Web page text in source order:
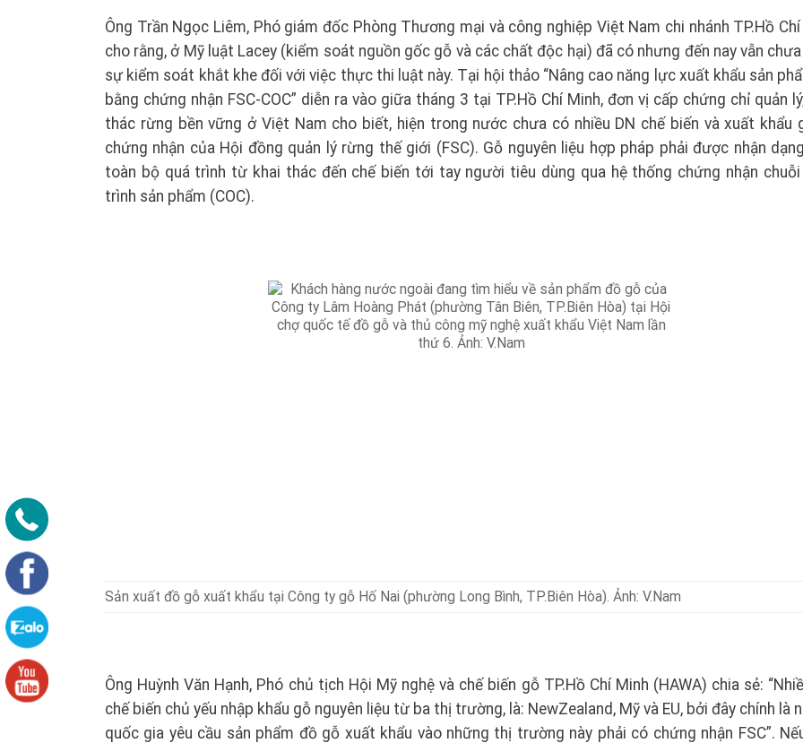
Ông Trần Ngọc Liêm, Phó giám đốc Phòng Thương mại và công nghiệp Việt Nam chi nhánh TP.Hồ
cho rằng, ở Mỹ luật Lacey (kiểm soát nguồn gốc gỗ và các chất độc hại) đã có nhưng đến nay vẫn
sự kiểm soát khắt khe đối với việc thực thi luật này. Tại hội thảo “Nâng cao năng lực xuất khẩu sản
bằng chứng nhận FSC-COC” diễn ra vào giữa tháng 3 tại TP.Hồ Chí Minh, đơn vị cấp chứng chỉ quản
thác rừng bền vững ở Việt Nam cho biết, hiện trong nước chưa có nhiều DN chế biến và xuất khẩu
chứng nhận của Hội đồng quản lý rừng thế giới (FSC). Gỗ nguyên liệu hợp pháp phải được nhận
toàn bộ quá trình từ khai thác đến chế biến tới tay người tiêu dùng qua hệ thống chứng nhận chuỗi
trình sản phẩm (COC).
Sản xuất đồ gỗ xuất khẩu tại Công ty gỗ Hố Nai (phường Long Bình, TP.Biên Hòa). Ảnh: V.Nam
Ông Huỳnh Văn Hạnh, Phó chủ tịch Hội Mỹ nghệ và chế biến gỗ TP.Hồ Chí Minh (HAWA) chia sẻ:
chế biến chủ yếu nhập khẩu gỗ nguyên liệu từ ba thị trường, là: NewZealand, Mỹ và EU, bởi đây chính là
quốc gia yêu cầu sản phẩm đồ gỗ xuất khẩu vào những thị trường này phải có chứng nhận FSC”.